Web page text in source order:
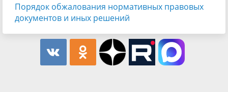
Порядок обжалования нормативных правовых
документов и иных решений